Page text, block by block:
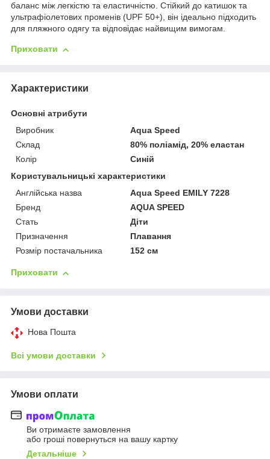
баланс між легкістю та еластичністю. Стійкий до катишок та
ультрафіолетових променів (UPF 50+), він ідеально підходить
для пляжного одягу та відповідає найвищим вимогам.
Приховати
Характеристики
Основні атрибути
Виробник
Aqua Speed
Склад
80% поліамід, 20% еластан
Колір
Синій
Користувальницькі характеристики
Англійська назва
Aqua Speed EMILY 7228
Бренд
AQUA SPEED
Стать
Діти
Призначення
Плавання
Розмір постачальника
152 см
Приховати
Умови доставки
Нова Пошта
Всі умови доставки
Умови оплати
Ви отримаєте замовлення
або гроші повернуться на вашу картку
Детальніше